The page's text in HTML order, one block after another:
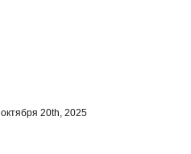
октября 20th, 2025